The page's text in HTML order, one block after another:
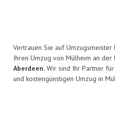
Vertrauen Sie auf
Ihren Umzug von Mülheim an der
Aberdeen. Wir sind Ihr Partner
und kostengünstigen Umzug in